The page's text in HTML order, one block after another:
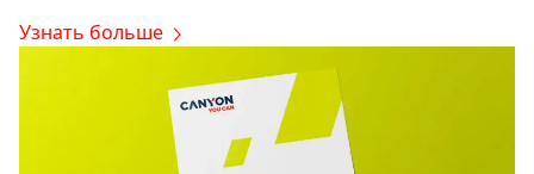
Узнать больше